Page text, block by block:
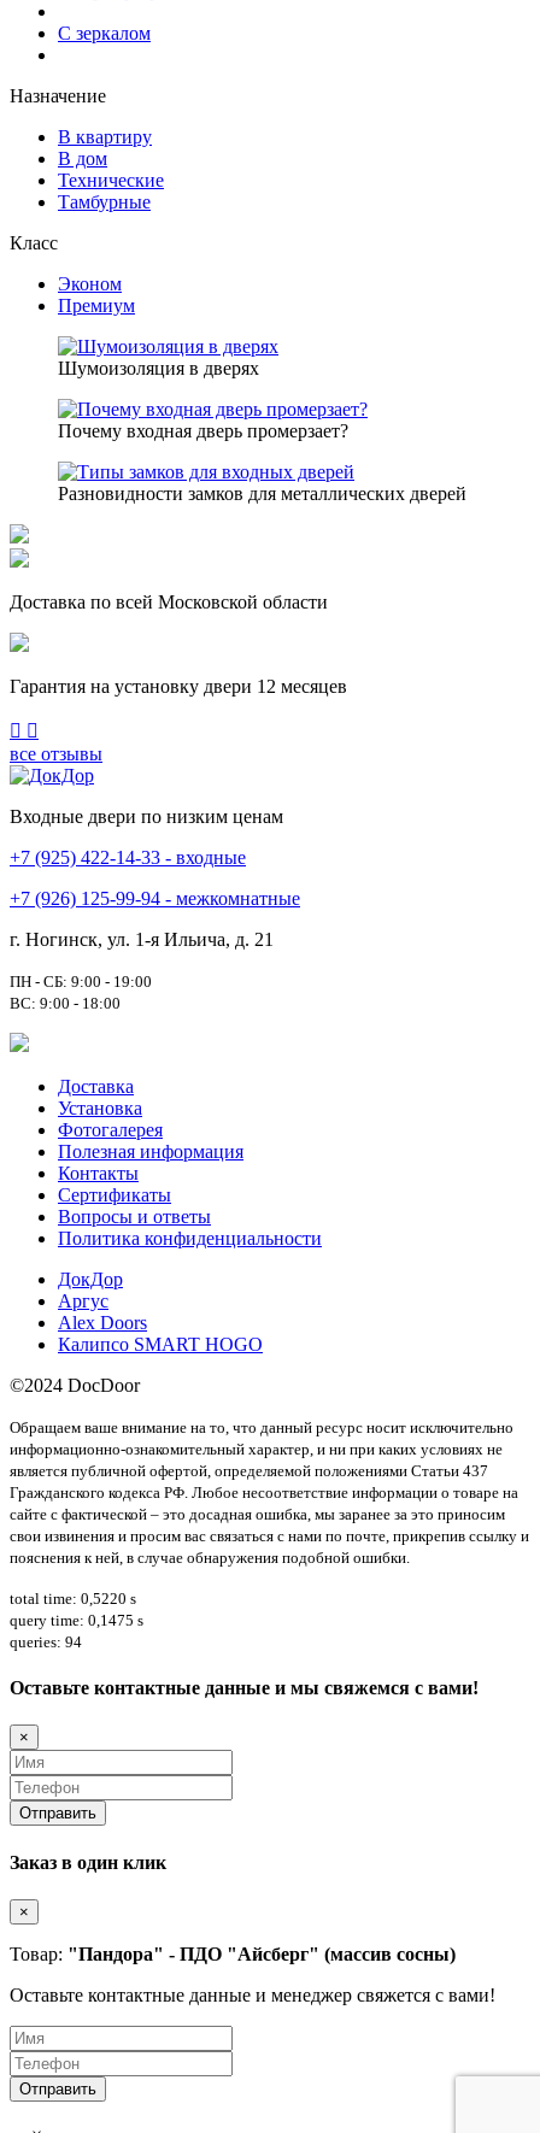
С зеркалом
Назначение
В квартиру
В дом
Технические
Тамбурные
Класс
Эконом
Премиум
Шумоизоляция в дверях
Почему входная дверь промерзает?
Разновидности замков для металлических дверей
Доставка по всей Московской области
Гарантия на установку двери 12 месяцев
Previous
все отзывы
Входные двери по низким ценам
+7 (925) 422-14-33 - входные
+7 (926) 125-99-94 - межкомнатные
г. Ногинск, ул. 1-я Ильича, д. 21
ПН - СБ: 9:00 - 19:00
ВС: 9:00 - 18:00
Доставка
Установка
Фотогалерея
Полезная информация
Контакты
Сертификаты
Вопросы и ответы
Политика конфиденциальности
ДокДор
Аргус
Alex Doors
Калипсо SMART HOGO
©2024 DocDoor
Обращаем ваше внимание на то, что данный ресурс носит исключительно
информационно-ознакомительный характер, и ни при каких условиях не
является публичной офертой, определяемой положениями Статьи 437
Гражданского кодекса РФ. Любое несоответствие информации о товаре на
сайте с фактической – это досадная ошибка, мы заранее за это приносим
свои извинения и просим вас связаться с нами по почте, прикрепив ссылку и
пояснения к ней, в случае обнаружения подобной ошибки.
total time: 0,5220 s
query time: 0,1475 s
queries: 94
Оставьте контактные данные и мы свяжемся с вами!
×
Заказ в один клик
×
Товар: "Пандора" - ПДО "Айсберг" (массив сосны)
Оставьте контактные данные и менеджер свяжется с вами!